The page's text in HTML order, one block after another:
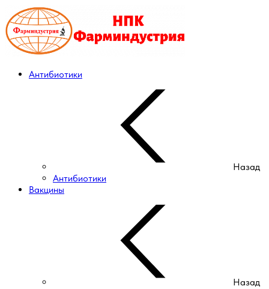
Антибиотики
Назад
Антибиотики
Вакцины
Назад